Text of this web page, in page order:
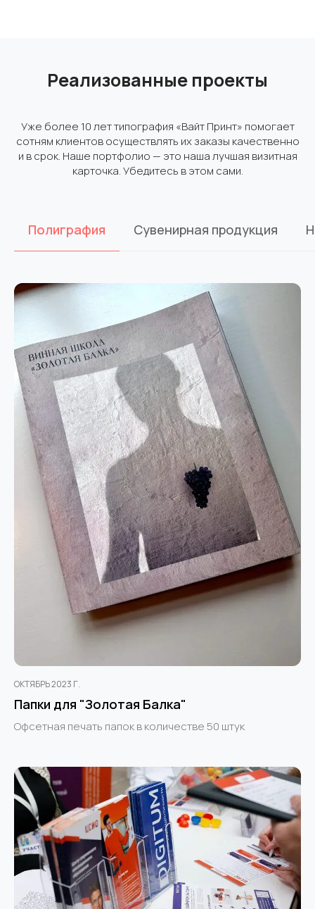
Реализованные проекты
Уже более 10 лет типография «Вайт Принт» помогает
сотням клиентов осуществлять их заказы качественно
и в срок. Наше портфолио — это наша лучшая визитная
карточка. Убедитесь в этом сами.
Полиграфия Сувенирная продукция
ОКТЯБРЬ 2023 Г.
Папки для "Золотая Балка"
Офсетная печать папок в количестве 50 штук